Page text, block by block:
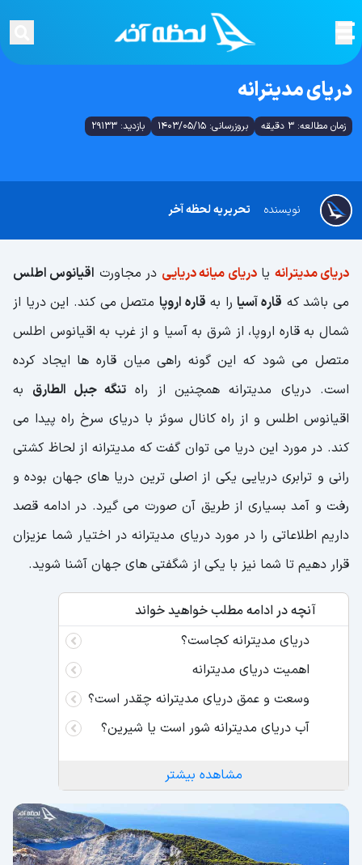
دریای مدیترانه
زمان مطالعه: 3 دقیقه بروزرسانی: 1403/05/15 بازدید: 29133
تحریریه لحظه آخر نویسنده
دریای مدیترانه یادریای میانه دریایی در مجاورت اقیانوس اطلس
می باشد که قاره آسیارا به قاره اروپا متصل می کند. این دریا از
شمال به قاره اروپا، از شرق به آسیا و از غرب به اقیانوس اطلس
متصل می شود که این گونه راهی میان قاره ها ایجاد کرده
است. دریای مدیترانه همچنین از راه تنگه جبل الطارق به
اقیانوس اطلس و از راه کانال سوئز با دریای سرخ راه پیدا می
کند. در مورد این دریا می توان گفت که مدیترانه از لحاظ کشتی
رانی و ترابری دریایی یکی از اصلی ترین دریا های جهان بوده و
رفت و آمد بسیاری از طریق آن صورت می گیرد. در ادامه قصد
داریم اطلاعاتی را در مورد دریای مدیترانه در اختیار شما عزیزان
قرار دهیم تا شما نیز با یکی از شگفتی های جهان آشنا شوید.
آنچه در ادامه مطلب خواهید خواند
دریای مدیترانه کجاست؟
اهمیت دریای مدیترانه
وسعت و عمق دریای مدیترانه چقدر است؟
آب دریای مدیترانه شور است یا شیرین؟
مشاهده بیشتر